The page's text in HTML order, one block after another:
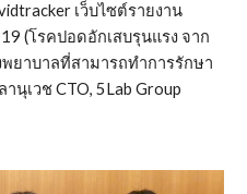
เว็บไซต์รายงาน
(โรคปอดอักเสบรุนแรง จาก
พยาบาลที่สามารถทำการรักษา
เวช CTO, 5Lab Group